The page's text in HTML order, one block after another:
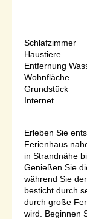
Schlafzimmer
Haustiere
Entfernung
Wohnfläche
Grundstück
Internet
Erleben Sie
Ferienhaus
in Strandnähe
Genießen Sie
während Sie
besticht durch
durch große
wird. Beginnen